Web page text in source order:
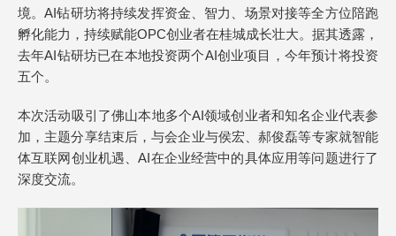
境。AI钻研坊将持续发挥资金、智力、场景对接等全方位陪跑
孵化能力，持续赋能OPC创业者在桂城成长壮大。据其透露，
去年AI钻研坊已在本地投资两个AI创业项目，今年预计将投资
五个。
本次活动吸引了佛山本地多个AI领域创业者和知名企业代表参
加，主题分享结束后，与会企业与侯宏、郝俊磊等专家就智能
体互联网创业机遇、AI在企业经营中的具体应用等问题进行了
深度交流。